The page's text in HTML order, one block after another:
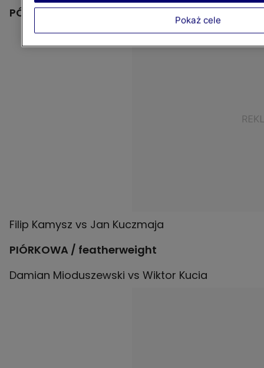
PÓŁŚREDNIA / welterweight
PIÓRKOWA / featherweight
Pokaż cele